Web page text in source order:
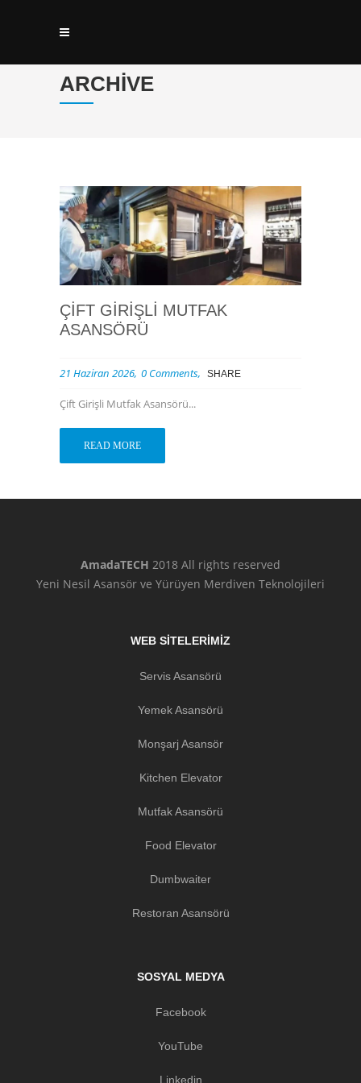
ARCHIVE
ÇIFT GIRIŞLI MUTFAK
ASANSÖRÜ
21 Haziran 2026 0 Comments SHARE
Çift Girişli Mutfak Asansörü...
READ MORE
AmadaTECH 2018 All rights reserved
Yeni Nesil Asansör ve Yürüyen Merdiven Teknolojileri
WEB SİTELERİMİZ
Servis Asansörü
Yemek Asansörü
Monşarj Asansör
Kitchen Elevator
Mutfak Asansörü
Food Elevator
Dumbwaiter
Restoran Asansörü
SOSYAL MEDYA
Facebook
YouTube
Linkedin